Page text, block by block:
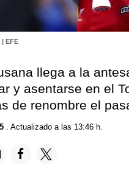
| EFE
llega a la
y asentarse en el
de renombre el
. Actualizado a las 13:46 h.